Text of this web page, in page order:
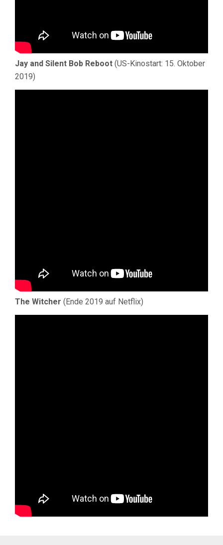
Jay and Silent Bob Reboot (US-Kinostart: 15. Oktober
2019)
The Witcher (Ende 2019 auf Netflix)